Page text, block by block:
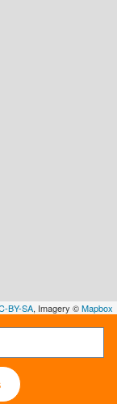
BY-SA, Imagery ©Mapbox